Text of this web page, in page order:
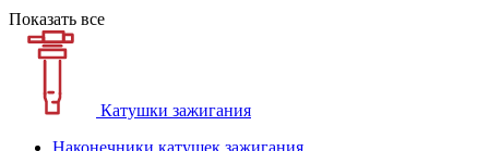
Показать все
Катушки зажигания